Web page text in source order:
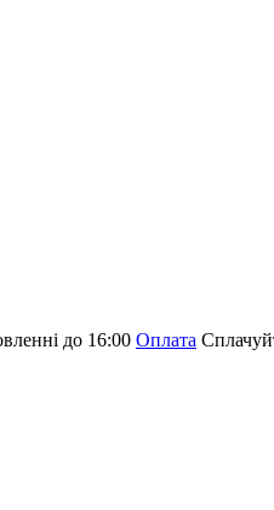
до 16:00 Оплата